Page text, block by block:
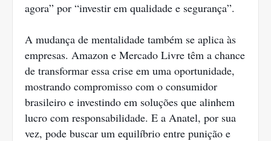
agora” por “investir em qualidade e segurança”.
A mudança de mentalidade também se aplica às
empresas. Amazon e Mercado Livre têm a chance
de transformar essa crise em uma oportunidade,
mostrando compromisso com o consumidor
brasileiro e investindo em soluções que alinhem
lucro com responsabilidade. E a Anatel, por sua
vez, pode buscar um equilíbrio entre punição e